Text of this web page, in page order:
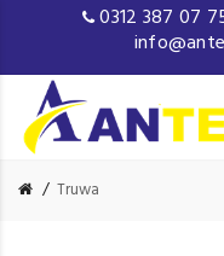
0312 387 07
Truwa